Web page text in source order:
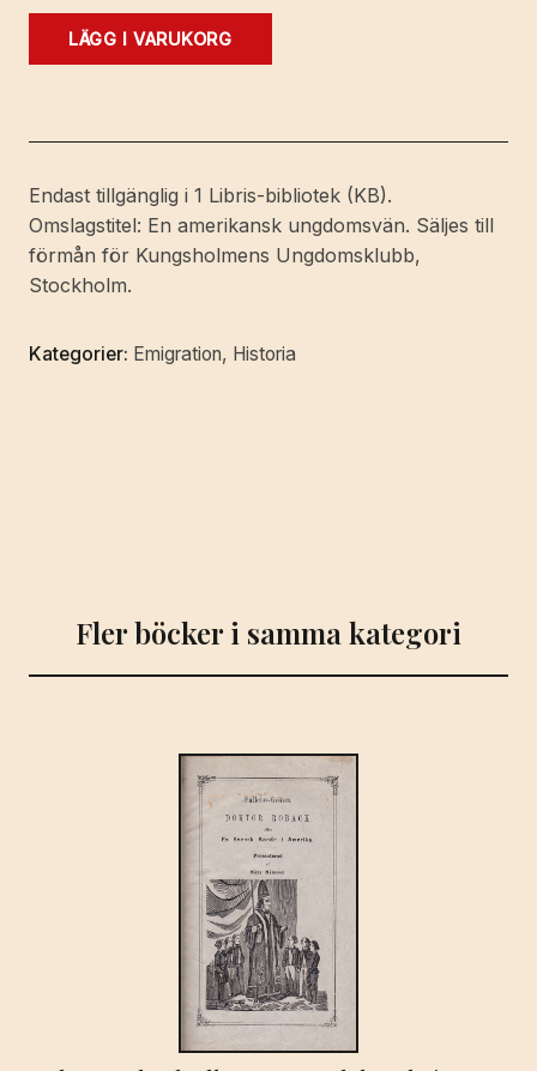
Hubbard]
Amerika.
Karaktärsteckning
af
Cecilia
mängd
LÄGG I VARUKORG
Endast tillgänglig i 1 Libris-bibliotek (KB).
Omslagstitel: En amerikansk ungdomsvän. Säljes till
förmån för Kungsholmens Ungdomsklubb,
Stockholm.
Kategorier: Emigration, Historia
Fler böcker i samma kategori